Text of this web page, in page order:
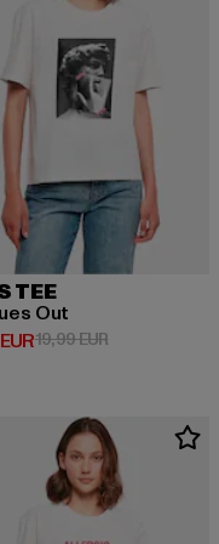
TEE
Out
Preis: 10,99 EUR
19,99 EURAktionspreis: